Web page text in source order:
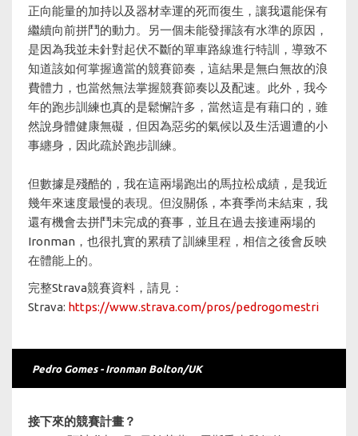
正向能量的加持以及器材幸運的死而復生，讓我還能保有
繼續向前拼鬥的動力。另一個未能發揮該有水準的原因，
是因為我並未針對起伏不斷的單車路線進行特訓，導致不
知道該如何掌握適當的競賽節奏，這結果是無白無故的浪
費體力，也當然無法掌握競賽節奏以及配速。此外，我今
年的跑步訓練也真的是鬆懈許多，當然這是有藉口的，雖
然說身體健康無礙，但因為惡劣的氣候以及生活週遭的小
事纏身，因此疏於跑步訓練。
但數據是殘酷的，我在這兩場跑出的馬拉松成績，是我近
幾年來速度最慢的表現。但沒關係，本賽季尚未結束，我
還有機會去拼鬥未完成的賽事，並且在過去接連兩場的
Ironman，也很扎實的累積了訓練里程，相信之後會反映
在體能上的。
完整Strava競賽資料，請見：
Strava: https://www.strava.com/pros/pedrogomestri
Gomes預計參加8月6日於荷蘭．馬斯垂克舉行的